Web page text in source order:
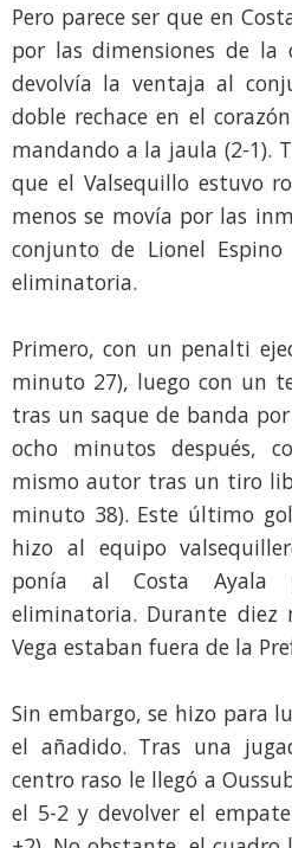
Pero parece ser que en
por las dimensiones de la
devolvía la ventaja al
doble rechace en el
mandando a la jaula (2-1).
que el Valsequillo estuvo
menos se movía por las
conjunto de Lionel
eliminatoria.
Primero, con un penalti
minuto 27), luego con un
tras un saque de banda por
ocho minutos después,
mismo autor tras un tiro
minuto 38). Este último
hizo al equipo
ponía al Costa
eliminatoria. Durante diez
Vega estaban fuera de la
Sin embargo, se hizo para
el añadido. Tras una
centro raso le llegó a
el 5-2 y devolver el